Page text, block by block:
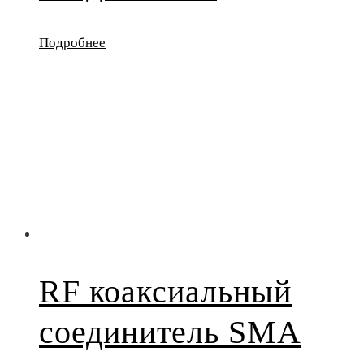
Подробнее
RF коаксиальный
соединитель SMA